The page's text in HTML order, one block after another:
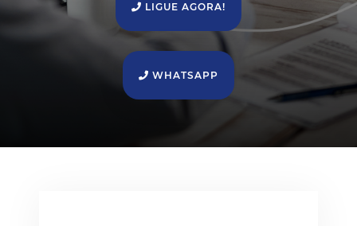
LIGUE AGORA!
WHATSAPP